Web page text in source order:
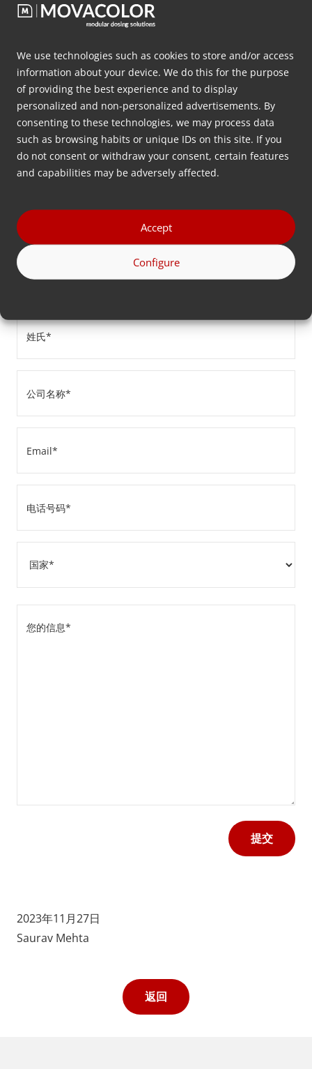
We use technologies such as cookies to store and/or access
information about your device. We do this for the purpose
of providing the best experience and to display
personalized and non-personalized advertisements. By
consenting to these technologies, we may process data
such as browsing habits or unique IDs on this site. If you
do not consent or withdraw your consent, certain features
and capabilities may be adversely affected.
Accept
Configure
总之，我们的离线配料插件为使用大型挤出机、大型注塑
机和双组分立式注塑机的塑料制造商带来了革命性的变
化。我们认真考虑并解决了客户提出的各种问题，从而为
您的工厂提供了安全、易用和方便的解决方案。
您想更多地了解我们离线配料插件的功能和优势吗？请填
写下面的联系表，免费咨询我们的应用专家。
获取更多有关我们的新型离线配料插件的
信息
姓
姓
氏
(Required)
司
名
(Required)
(Required)
号
(Required)
的
2023年11月27日
Saurav Mehta
返回